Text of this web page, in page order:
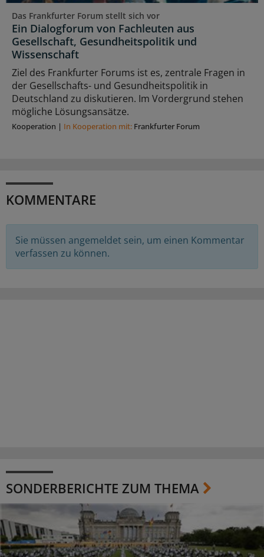
Das Frankfurter Forum stellt sich vor
Ein Dialogforum von Fachleuten aus
Gesellschaft, Gesundheitspolitik und
Wissenschaft
Ziel des Frankfurter Forums ist es, zentrale Fragen in
der Gesellschafts- und Gesundheitspolitik in
Deutschland zu diskutieren. Im Vordergrund stehen
mögliche Lösungsansätze.
Kooperation | In Kooperation mit: Frankfurter Forum
KOMMENTARE
Sie müssen angemeldet sein, um einen Kommentar
verfassen zu können.
SONDERBERICHTE ZUM THEMA